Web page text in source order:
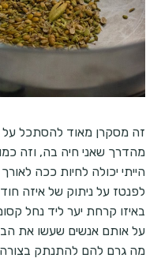
זה מסקרן מאוד להסתכל על
מהדרך שאני חיה בה, וזה
הייתי יכולה לחיות ככה
לפנטז על ניתוק של איזה
באיזו קרחת יער ליד נחל
על אותם אנשים שעשו את
מה גרם להם להתנתק